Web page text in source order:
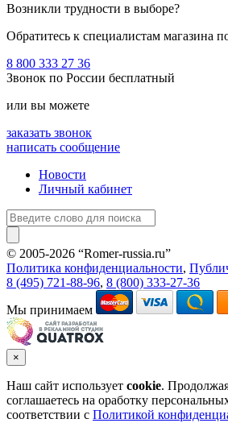
Возникли трудности в выборе?
Обратитесь к специалистам магазина
8 800 333 27 36
Звонок по России бесплатный
или вы можете
заказать звонок
написать сообщение
Новости
Личный кабинет
© 2005-2026 “Romer-russia.ru”
Политика конфиденциальности,
8 (495) 721-88-96, 8 (800) 333-27-36
Мы принимаем
×
Наш сайт использует cookie.
соглашаетесь на оработку
соответствии с Политикой